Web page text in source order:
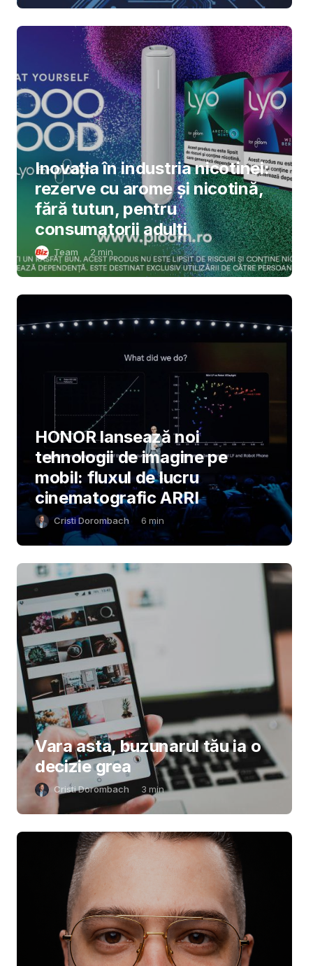
Inovația în industria nicotinei:
rezerve cu arome și nicotină,
fără tutun, pentru
consumatorii adulți
Team 2 min
HONOR lansează noi
tehnologii de imagine pe
mobil: fluxul de lucru
cinematografic ARRI
Cristi Dorombach 6 min
Vara asta, buzunarul tău ia o
decizie grea
Cristi Dorombach 3 min